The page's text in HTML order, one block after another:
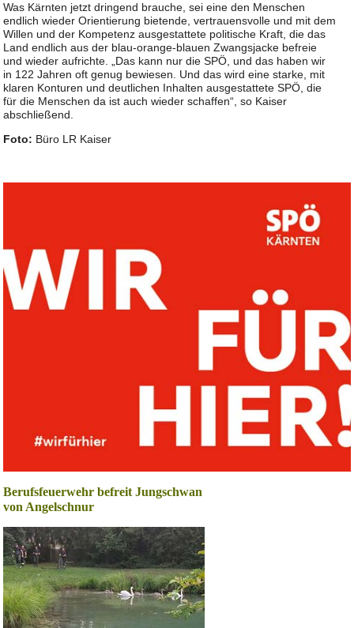
Was Kärnten jetzt dringend brauche, sei eine den Menschen
endlich wieder Orientierung bietende, vertrauensvolle und mit dem
Willen und der Kompetenz ausgestattete politische Kraft, die das
Land endlich aus der blau-orange-blauen Zwangsjacke befreie
und wieder aufrichte. „Das kann nur die SPÖ, und das haben wir
in 122 Jahren oft genug bewiesen. Und das wird eine starke, mit
klaren Konturen und deutlichen Inhalten ausgestattete SPÖ, die
für die Menschen da ist auch wieder schaffen“, so Kaiser
abschließend.
Foto: Büro LR Kaiser
Berufsfeuerwehr befreit Jungschwan
von Angelschnur